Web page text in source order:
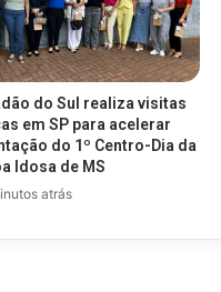
do Sul realiza visitas
em SP para acelerar
do 1º Centro-Dia da
Idosa de MS
atrás